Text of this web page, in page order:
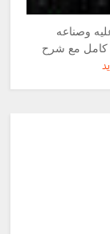
وصناعه
كامل مع شرح